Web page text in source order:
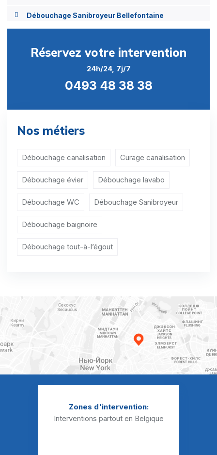
Débouchage Sanibroyeur Bellefontaine
Débouchage Sanibroyeur Buzenol
Débouchage Sanibroyeur Chantemelle
Débouchage Sanibroyeur Chiny
Débouchage Sanibroyeur Dampicourt
Débouchage Sanibroyeur Houdemont
Débouchage Sanibroyeur Izel
Débouchage Sanibroyeur Jamoigne
Débouchage Sanibroyeur Lacuisine
Réservez votre intervention
24h/24, 7j/7
0493 48 38 38
Nos métiers
Débouchage canalisation Curage canalisation
Débouchage évier Débouchage lavabo
Débouchage WC Débouchage Sanibroyeur
Débouchage baignoire
Débouchage tout-à-l’égout
Zones d'intervention:
Interventions partout en Belgique